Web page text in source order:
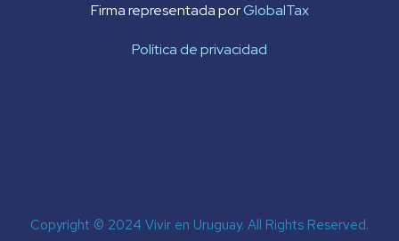
Firma representada porGlobalTax
Política de privacidad
Copyright © 2024 Vivir en Uruguay. All Rights Reserved.